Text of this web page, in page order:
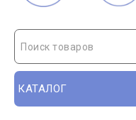
Поиск товаров
КАТАЛОГ